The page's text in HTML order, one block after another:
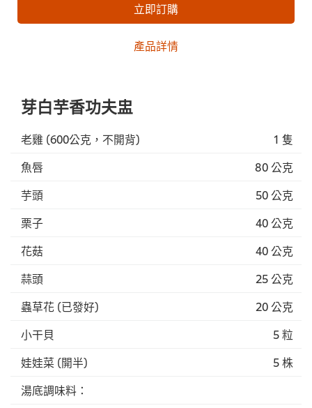
立即訂購
產品詳情
芽白芋香功夫盅
老雞 (600公克，不開背)
1 隻
魚唇
80 公克
芋頭
50 公克
栗子
40 公克
花菇
40 公克
蒜頭
25 公克
蟲草花 (已發好)
20 公克
小干貝
5 粒
娃娃菜 (開半)
5 株
湯底調味料：